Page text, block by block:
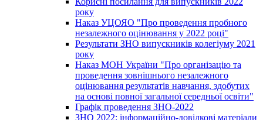
року
Наказ УЦОЯО "Про проведення пробного
незалежного оцінювання у 2022 році"
Результати ЗНО випускників колегіуму 2021
року
Наказ МОН України "Про організацію та
проведення зовнішнього незалежного
оцінювання результатів навчання, здобутих
на основі повної загальної середньої освіти"
Графік проведення ЗНО-2022
ЗНО 2022: інформаційно-довідкові матеріали